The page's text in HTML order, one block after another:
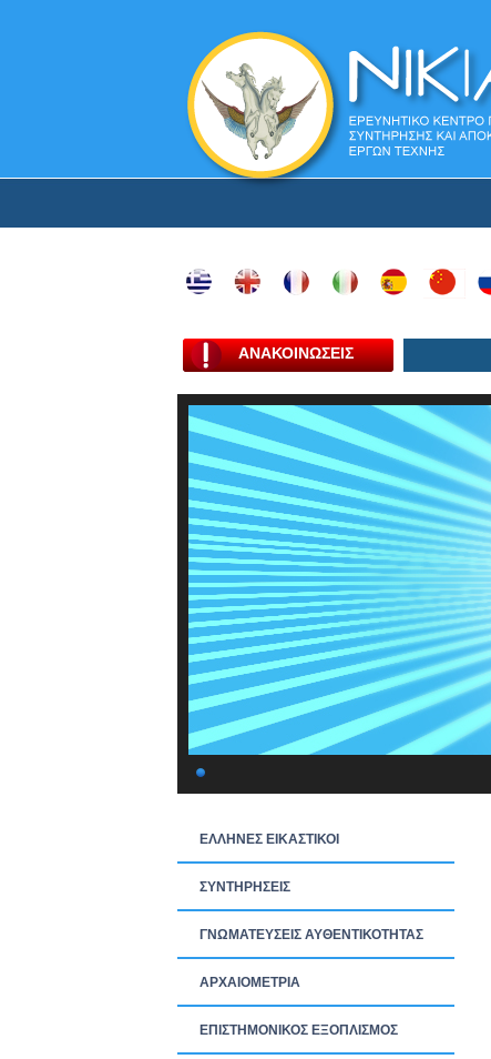
ΑΝΑΚΟΙΝΩΣΕΙΣ
ΕΛΛΗΝΕΣ ΕΙΚΑΣΤΙΚΟΙ
ΣΥΝΤΗΡΗΣΕΙΣ
ΓΝΩΜΑΤΕΥΣΕΙΣ ΑΥΘΕΝΤΙΚΟΤΗΤΑΣ
ΑΡΧΑΙΟΜΕΤΡΙΑ
ΕΠΙΣΤΗΜΟΝΙΚΟΣ ΕΞΟΠΛΙΣΜΟΣ